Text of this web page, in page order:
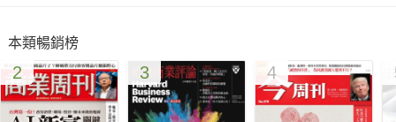
本類暢銷榜
2 3 4